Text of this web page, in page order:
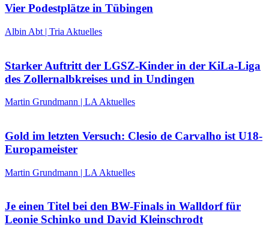
Vier Podestplätze in Tübingen
Albin Abt | Tria Aktuelles
Starker Auftritt der LGSZ-Kinder in der KiLa-Liga
des Zollernalbkreises und in Undingen
Martin Grundmann | LA Aktuelles
Gold im letzten Versuch: Clesio de Carvalho ist U18-
Europameister
Martin Grundmann | LA Aktuelles
Je einen Titel bei den BW-Finals in Walldorf für
Leonie Schinko und David Kleinschrodt